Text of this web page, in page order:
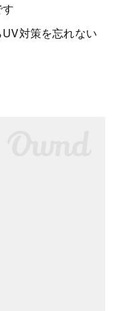
UV対策を忘れない